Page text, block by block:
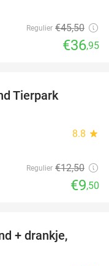
Regulier €45,50
€36,95
Tierpark
8.8 star
Regulier €12,50
€9,50
+ drankje,